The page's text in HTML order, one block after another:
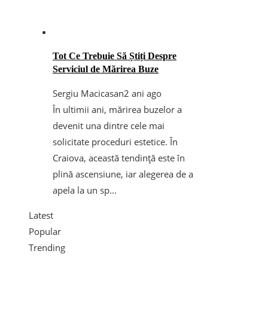
Tot Ce Trebuie Să Știți Despre
Serviciul de Mărirea Buze
Sergiu Macicasan2 ani ago
În ultimii ani, mărirea buzelor a
devenit una dintre cele mai
solicitate proceduri estetice. În
Craiova, această tendință este în
plină ascensiune, iar alegerea de a
apela la un sp...
Latest
Popular
Trending